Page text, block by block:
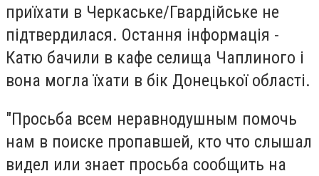
приїхати в Черкаське/Гвардійське не
підтвердилася. Остання інформація -
Катю бачили в кафе селища Чаплиного і
вона могла їхати в бік Донецької області.
"Просьба всем неравнодушным помочь
нам в поиске пропавшей, кто что слышал
видел или знает просьба сообщить на